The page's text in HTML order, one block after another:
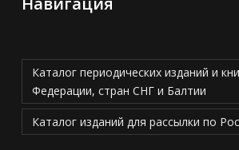
Каталог периодических изданий и
Федерации, стран СНГ и Балтии
Каталог изданий для рассылки по